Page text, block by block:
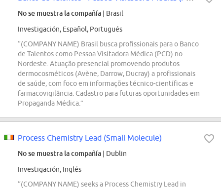
No se muestra la compañía | Brasil
Investigación, Español, Portugués
“(COMPANY NAME) Brasil busca profissionais para o Banco
de Talentos como Pessoa Visitadora Médica (PCD) no
Nordeste. Atuação presencial promovendo produtos
dermocosméticos (Avène, Darrow, Ducray) a profissionais
de saúde, com foco em informações técnico-científicas e
farmacovigilância. Cadastro para futuras oportunidades em
Propaganda Médica.”
Process Chemistry Lead (Small Molecule)
No se muestra la compañía | Dublin
Investigación, Inglés
“(COMPANY NAME) seeks a Process Chemistry Lead in